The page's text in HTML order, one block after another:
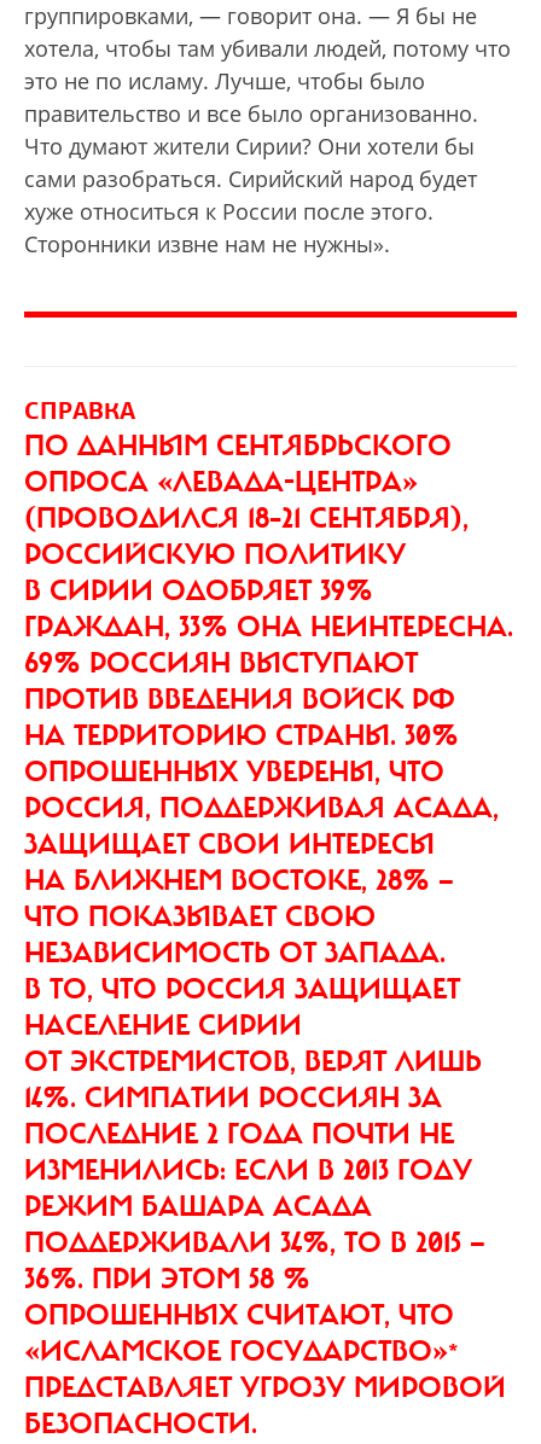
группировками, — говорит она. — Я бы не
хотела, чтобы там убивали людей, потому что
это не по исламу. Лучше, чтобы было
правительство и все было организованно.
Что думают жители Сирии? Они хотели бы
сами разобраться. Сирийский народ будет
хуже относиться к России после этого.
Сторонники извне нам не нужны».
СПРАВКА
ПО ДАННЫМ СЕНТЯБРЬСКОГО
ОПРОСА «ЛЕВАДА-ЦЕНТРА»
(ПРОВОДИЛСЯ 18–21 СЕНТЯБРЯ),
РОССИЙСКУЮ ПОЛИТИКУ
В СИРИИ ОДОБРЯЕТ 39%
ГРАЖДАН, 33% ОНА НЕИНТЕРЕСНА.
69% РОССИЯН ВЫСТУПАЮТ
ПРОТИВ ВВЕДЕНИЯ ВОЙСК РФ
НА ТЕРРИТОРИЮ СТРАНЫ. 30%
ОПРОШЕННЫХ УВЕРЕНЫ, ЧТО
РОССИЯ, ПОДДЕРЖИВАЯ АСАДА,
ЗАЩИЩАЕТ СВОИ ИНТЕРЕСЫ
НА БЛИЖНЕМ ВОСТОКЕ, 28% —
ЧТО ПОКАЗЫВАЕТ СВОЮ
НЕЗАВИСИМОСТЬ ОТ ЗАПАДА.
В ТО, ЧТО РОССИЯ ЗАЩИЩАЕТ
НАСЕЛЕНИЕ СИРИИ
ОТ ЭКСТРЕМИСТОВ, ВЕРЯТ ЛИШЬ
14%. СИМПАТИИ РОССИЯН ЗА
ПОСЛЕДНИЕ 2 ГОДА ПОЧТИ НЕ
ИЗМЕНИЛИСЬ: ЕСЛИ В 2013 ГОДУ
РЕЖИМ БАШАРА АСАДА
ПОДДЕРЖИВАЛИ 34%, ТО В 2015 —
36%. ПРИ ЭТОМ 58 %
ОПРОШЕННЫХ СЧИТАЮТ, ЧТО
«ИСЛАМСКОЕ ГОСУДАРСТВО»*
ПРЕДСТАВЛЯЕТ УГРОЗУ МИРОВОЙ
БЕЗОПАСНОСТИ.